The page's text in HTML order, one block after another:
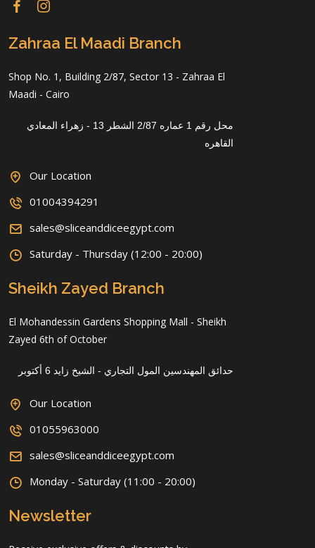
Zahraa El Maadi Branch
Shop No. 1, Building 2/87, Sector 13 - Zahraa El
Maadi - Cairo
محل رقم 1 عماره 2/87 الشطر 13 - زهراء المعادي
القاهره
Our Location
01004394291
sales@sliceanddiceegypt.com
Saturday - Thursday (12:00 - 20:00)
Sheikh Zayed Branch
El Mohandessin Gardens Shopping Mall - Sheikh
Zayed 6th of October
حدائق المهندسين المول التجاري - الشيخ زايد 6 أكتوبر
Our Location
01055963000
sales@sliceanddiceegypt.com
Monday - Saturday (11:00 - 20:00)
Newsletter